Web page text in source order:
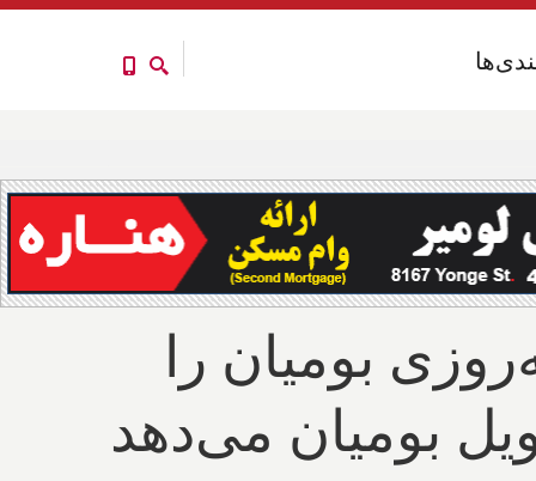
شبانه‌روزی بومیان را
بومیان می‌دهد